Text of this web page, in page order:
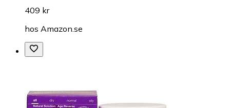
409 kr
hos Amazon.se